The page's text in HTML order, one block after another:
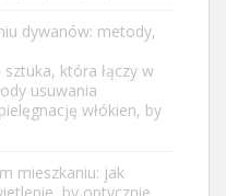
dywanów: metody,
która łączy w
usuwania
włókien, by
mieszkaniu: jak
by optycznie